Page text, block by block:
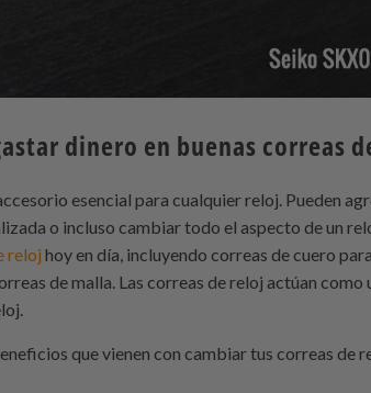
dinero en buenas correas
esencial para cualquier reloj. Pueden
o incluso cambiar todo el aspecto de un
reloj hoy en día, incluyendo correas de cuero
de malla. Las correas de reloj actúan
que vienen con cambiar tus correas de